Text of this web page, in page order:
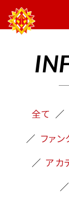
全て
ファン
アカ